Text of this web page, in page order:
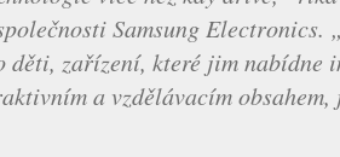
Samsung Electronics.
zařízení, které jim nabídne
a vzdělávacím